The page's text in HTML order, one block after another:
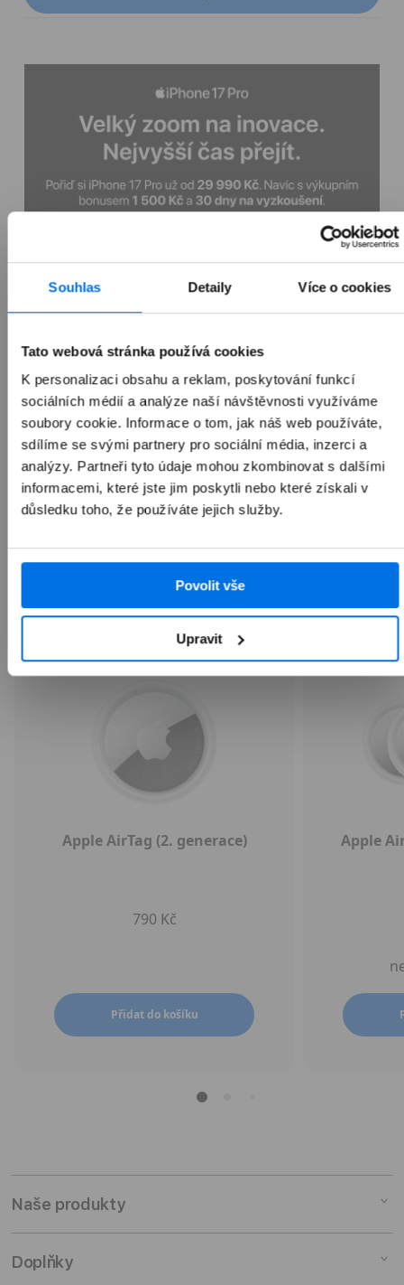
Souhlas Detaily Více o cookies
Tato webová stránka používá cookies
K personalizaci obsahu a reklam, poskytování funkcí
sociálních médií a analýze naší návštěvnosti využíváme
soubory cookie. Informace o tom, jak náš web používáte,
sdílíme se svými partnery pro sociální média, inzerci a
analýzy. Partneři tyto údaje mohou zkombinovat s dalšími
informacemi, které jste jim poskytli nebo které získali v
důsledku toho, že používáte jejich služby.
Povolit vše
Upravit
Rychlá objednávka
Přepnout zobrazení produktů
Apple AirPods
Apple AirTag (2. generace)
790 Kč
Přidat do košíku
Apple
Naše produkty
Doplňky